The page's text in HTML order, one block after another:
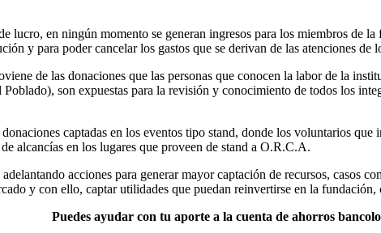
lucro, en ningún momento se generan ingresos para los miembros de
y para poder cancelar los gastos que se derivan de las atenciones de
de las donaciones que las personas que conocen la labor de la
son expuestas para la revisión y conocimiento de todos los
captadas en los eventos tipo stand, donde los voluntarios
alcancías en los lugares que proveen de stand a O.R.C.A.
acciones para generar mayor captación de recursos, casos
y con ello, captar utilidades que puedan reinvertirse en la fundación,
Puedes ayudar con tu aporte a la cuenta de ahorros